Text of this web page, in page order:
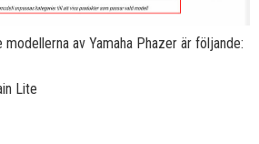
av Yamaha Phazer är följande:
Lite